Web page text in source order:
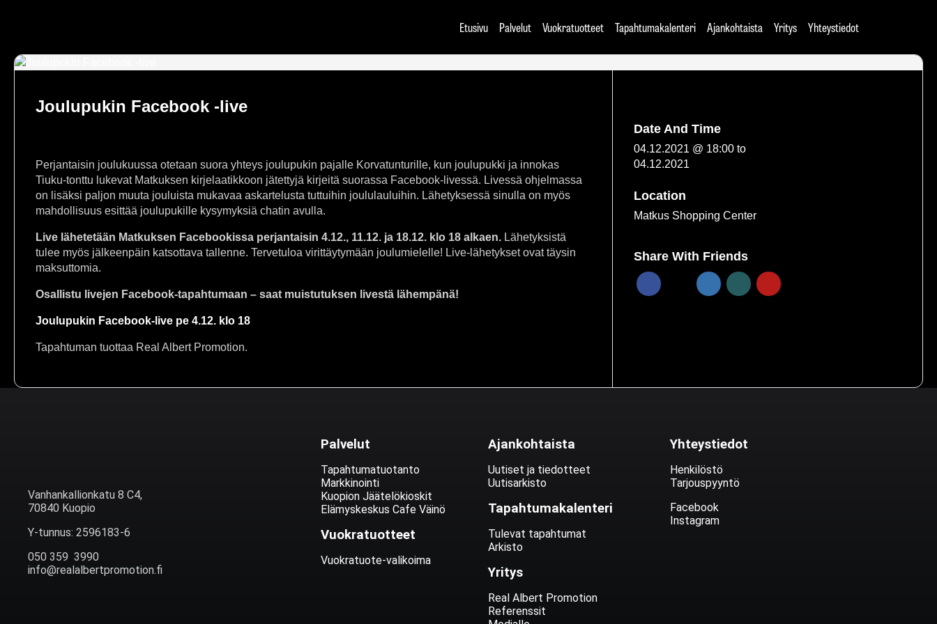
Etusivu Palvelut Vuokratuotteet Tapahtumakalenteri Ajankohtaista Yritys Yhteystiedot
Joulupukin Facebook -live
Perjantaisin joulukuussa otetaan suora yhteys joulupukin pajalle Korvatunturille, kun joulupukki ja innokas
Tiuku-tonttu lukevat Matkuksen kirjelaatikkoon jätettyjä kirjeitä suorassa Facebook-livessä. Livessä ohjelmassa
on lisäksi paljon muuta jouluista mukavaa askartelusta tuttuihin joululauluihin. Lähetyksessä sinulla on myös
mahdollisuus esittää joulupukille kysymyksiä chatin avulla.
Live lähetetään Matkuksen Facebookissa perjantaisin 4.12., 11.12. ja 18.12. klo 18 alkaen. Lähetyksistä
tulee myös jälkeenpäin katsottava tallenne. Tervetuloa virittäytymään joulumielelle! Live-lähetykset ovat täysin
maksuttomia.
Osallistu livejen Facebook-tapahtumaan – saat muistutuksen livestä lähempänä!
Joulupukin Facebook-live pe 4.12. klo 18
Tapahtuman tuottaa Real Albert Promotion.
Date And Time
04.12.2021 @ 18:00 to
04.12.2021
Location
Matkus Shopping Center
Share With Friends
Vanhankallionkatu 8 C4,
70840 Kuopio
Y-tunnus: 2596183-6
050 359 3990
info@realalbertpromotion.fi
Palvelut
Tapahtumatuotanto
Markkinointi
Kuopion Jäätelökioskit
Elämyskeskus Cafe Väinö
Vuokratuotteet
Vuokratuote-valikoima
Ajankohtaista
Uutiset ja tiedotteet
Uutisarkisto
Tapahtumakalenteri
Tulevat tapahtumat
Arkisto
Yritys
Real Albert Promotion
Referenssit
Yhteystiedot
Henkilöstö
Tarjouspyyntö
Facebook
Instagram